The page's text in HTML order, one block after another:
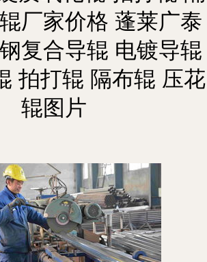
厂家价格 蓬莱广泰
复合导辊 电镀导辊
拍打辊 隔布辊 压花
辊图片